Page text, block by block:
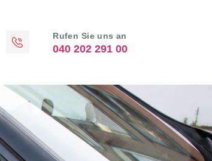
Rufen Sie uns an
040 202 291 00